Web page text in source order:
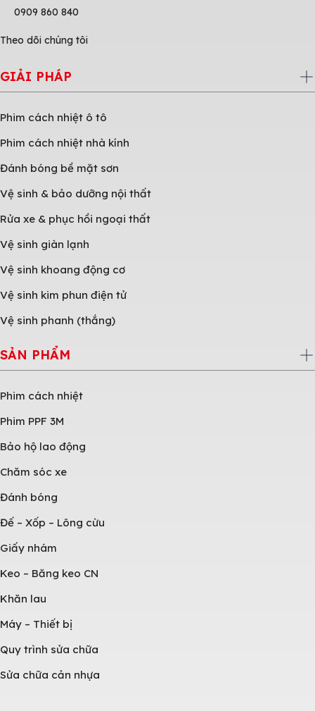
0909 860 840
Theo dõi chúng tôi
GIẢI PHÁP
Phim cách nhiệt ô tô
Phim cách nhiệt nhà kính
Đánh bóng bề mặt sơn
Vệ sinh & bảo dưỡng nội thất
Rửa xe & phục hồi ngoại thất
Vệ sinh giàn lạnh
Vệ sinh khoang động cơ
Vệ sinh kim phun điện tử
Vệ sinh phanh (thắng)
SẢN PHẨM
Phim cách nhiệt
Phim PPF 3M
Bảo hộ lao động
Chăm sóc xe
Đánh bóng
Đế – Xốp – Lông cừu
Giấy nhám
Keo – Băng keo CN
Khăn lau
Máy – Thiết bị
Quy trình sửa chữa
Sửa chữa cản nhựa